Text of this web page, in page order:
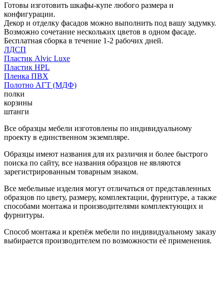
Готовы изготовить шкафы-купе любого размера и
конфигурации.
Декор и отделку фасадов можно выполнить под вашу задумку.
Возможно сочетание нескольких цветов в одном фасаде.
Бесплатная сборка в течение 1-2 рабочих дней.
ЛДСП
Пластик Alvic Luxe
Пластик HPL
Пленка ПВХ
Полотно АГТ (МДФ)
полки
корзины
штанги
Все образцы мебели изготовлены по индивидуальному
проекту в единственном экземпляре.
Образцы имеют названия для их различия и более быстрого
поиска по сайту, все названия образцов не являются
зарегистрированным товарным знаком.
Все мебельные изделия могут отличаться от представленных
образцов по цвету, размеру, комплектации, фурнитуре, а также
способами монтажа и производителями комплектующих и
фурнитуры.
Способ монтажа и крепёж мебели по индивидуальному заказу
выбирается производителем по возможности её применения.